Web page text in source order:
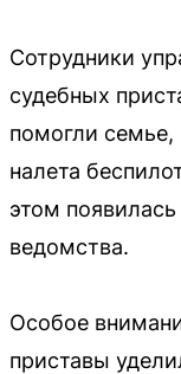
Сотрудники
судебных
помогли
налета
этом
ведомства.
Особое
приставы